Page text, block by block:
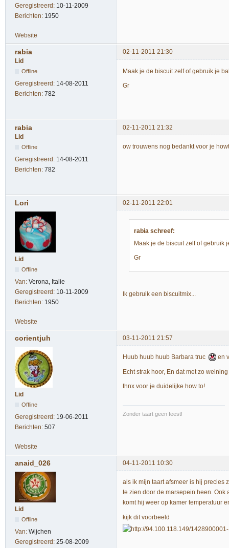
Geregistreerd: 10-11-2009
Berichten: 1950
Website
rabia
02-11-2011 21:30
Lid
Offline
Geregistreerd: 14-08-2011
Berichten: 782
Maak je de biscuit zelf of gebruik je
Gr
rabia
02-11-2011 21:32
Lid
Offline
Geregistreerd: 14-08-2011
Berichten: 782
ow trouwens nog bedankt voor je
Lori 02-11-2011 22:01
Lid
Offline
Van: Verona, Italie
Geregistreerd: 10-11-2009
Berichten: 1950
rabia schreef:
Maak je de biscuit zelf of gebruik
Gr
Ik gebruik een biscuitmix...
Website
corientjuh 03-11-2011 21:57
Lid
Offline
Geregistreerd: 19-06-2011
Berichten: 507
Huub huub huub Barbara truc en
Echt strak hoor, En dat met zo
thnx voor je duidelijke how to!
Zonder taart geen feest!
Website
anaid_026 04-11-2011 10:30
Lid
Offline
Van: Wijchen
Geregistreerd: 25-08-2009
als ik mijn taart afsmeer is hij precies
te zien door de marsepein heen. Ook
komt hij weer op kamer temperatuur
kijk dit voorbeeld